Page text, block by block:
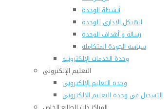
أنشطة الوحدة
الهيكل الادارى للوحدة
رسالة و أهداف الوحدة
سياسة الجودة المتكاملة
وحدة الخدمات الإلكترونية
التعليم الإلكترونى
وحدة التعليم الإلكترونى
التسجيل فى وحدة التعليم الالكترونى